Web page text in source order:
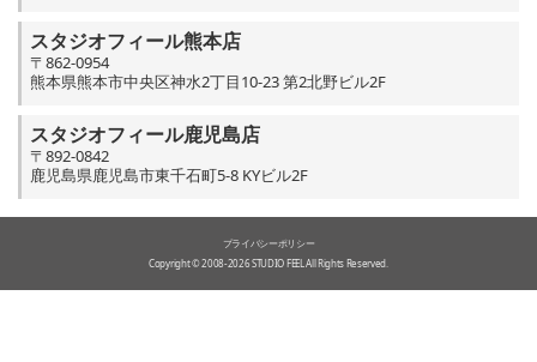
スタジオフィール熊本店
〒862-0954
熊本県熊本市中央区神水2丁目10-23 第2北野ビル2F
スタジオフィール鹿児島店
〒892-0842
鹿児島県鹿児島市東千石町5-8 KYビル2F
プライバシーポリシー
Copyright © 2008-2026 STUDIO FEEL All Rights Reserved.